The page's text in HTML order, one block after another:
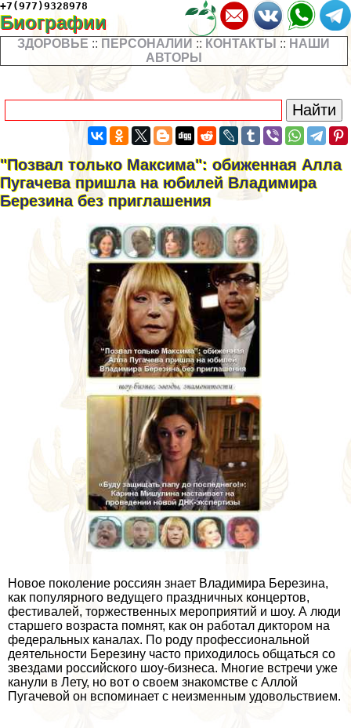
+7(977)9328978
Биографии
ЗДОРОВЬЕ :: ПЕРСОНАЛИИ :: КОНТАКТЫ :: НАШИ
АВТОРЫ
"Позвал только Максима": обиженная Алла
Пугачева пришла на юбилей Владимира
Березина без приглашения
Новое поколение россиян знает Владимира Березина,
как популярного ведущего праздничных концертов,
фестивалей, торжественных мероприятий и шоу. А люди
старшего возраста помнят, как он работал диктором на
федеральных каналах. По роду профессиональной
деятельности Березину часто приходилось общаться со
звездами российского шоу-бизнеса. Многие встречи уже
канули в Лету, но вот о своем знакомстве с Аллой
Пугачевой он вспоминает с неизменным удовольствием.